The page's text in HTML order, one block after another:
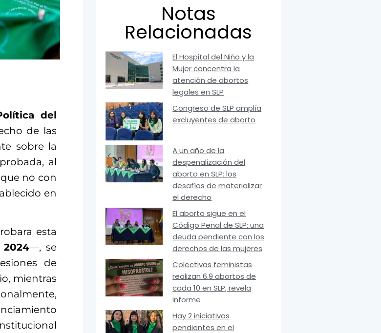
del
de las
sobre la
al
no con
en
esta
—, se
de
mientras
Notas
Relacionadas
El Hospital del Niño y la
Mujer concentra la
atención de abortos
legales en SLP
Congreso de SLP amplía
excluyentes de aborto
A un año de la
despenalización del
aborto en SLP: los
desafíos de materializar
el derecho
El aborto sigue en el
Código Penal de SLP: una
deuda pendiente con los
derechos de las mujeres
Colectivas feministas
realizan 6.9 abortos de
cada 10 en SLP, revela
informe
Hay 2 iniciativas
pendientes en el